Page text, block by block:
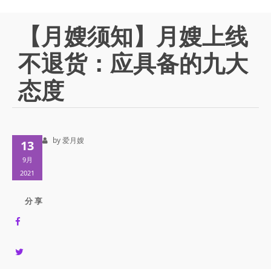
【月嫂须知】月嫂上线
不退货：应具备的九大
态度
13
9月
2021
分 享
by 爱月嫂